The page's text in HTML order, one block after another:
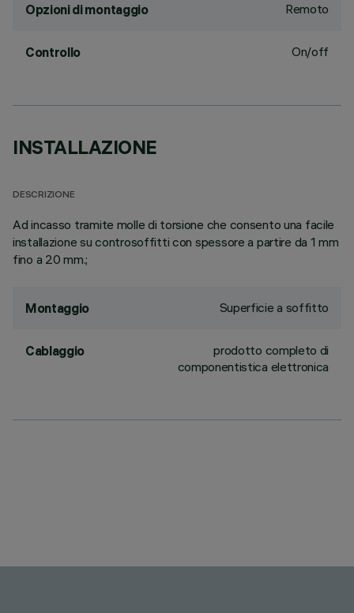
Opzioni di montaggio Remoto
Controllo On/off
INSTALLAZIONE
DESCRIZIONE
Ad incasso tramite molle di torsione che consento una facile
installazione su controsoffitti con spessore a partire da 1 mm
fino a 20 mm.;
Montaggio Superficie a soffitto
Cablaggio
prodotto completo di
componentistica elettronica